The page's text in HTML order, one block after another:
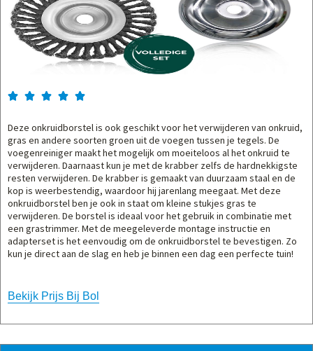
    
Deze onkruidborstel is ook geschikt voor het verwijderen van onkruid,
gras en andere soorten groen uit de voegen tussen je tegels. De
voegenreiniger maakt het mogelijk om moeiteloos al het onkruid te
verwijderen. Daarnaast kun je met de krabber zelfs de hardnekkigste
resten verwijderen. De krabber is gemaakt van duurzaam staal en de
kop is weerbestendig, waardoor hij jarenlang meegaat. Met deze
onkruidborstel ben je ook in staat om kleine stukjes gras te
verwijderen. De borstel is ideaal voor het gebruik in combinatie met
een grastrimmer. Met de meegeleverde montage instructie en
adapterset is het eenvoudig om de onkruidborstel te bevestigen. Zo
kun je direct aan de slag en heb je binnen een dag een perfecte tuin!
Bekijk Prijs Bij Bol